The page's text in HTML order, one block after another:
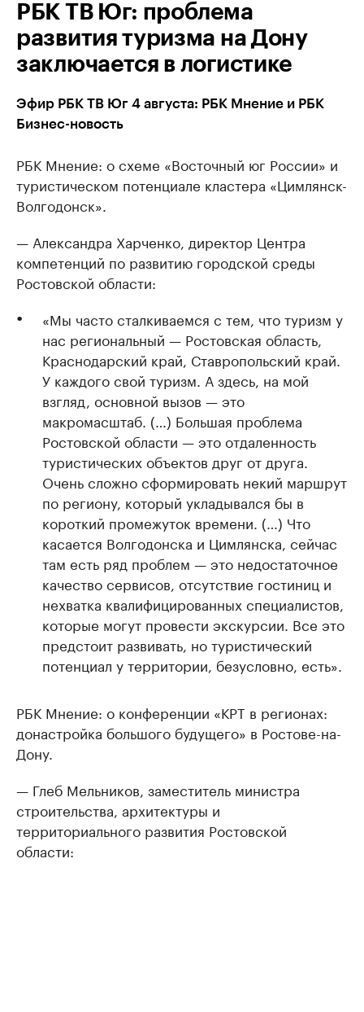
РБК ТВ Юг: проблема
развития туризма на Дону
заключается в логистике
Эфир РБК ТВ Юг 4 августа: РБК Мнение и РБК
Бизнес-новость
РБК Мнение: о схеме «Восточный юг России» и
туристическом потенциале кластера «Цимлянск-
Волгодонск».
— Александра Харченко, директор Центра
компетенций по развитию городской среды
Ростовской области:
«Мы часто сталкиваемся с тем, что туризм у
нас региональный — Ростовская область,
Краснодарский край, Ставропольский край.
У каждого свой туризм. А здесь, на мой
взгляд, основной вызов — это
макромасштаб. (…) Большая проблема
Ростовской области — это отдаленность
туристических объектов друг от друга.
Очень сложно сформировать некий маршрут
по региону, который укладывался бы в
короткий промежуток времени. (…) Что
касается Волгодонска и Цимлянска, сейчас
там есть ряд проблем — это недостаточное
качество сервисов, отсутствие гостиниц и
нехватка квалифицированных специалистов,
которые могут провести экскурсии. Все это
предстоит развивать, но туристический
потенциал у территории, безусловно, есть».
РБК Мнение: о конференции «КРТ в регионах:
донастройка большого будущего» в Ростове-на-
Дону.
— Глеб Мельников, заместитель министра
строительства, архитектуры и
территориального развития Ростовской
области: